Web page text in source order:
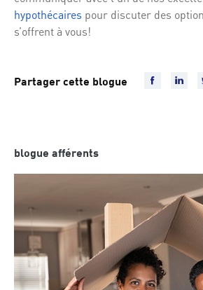
hypothécaires pour discuter des
s’offrent à vous!
Partager cette blogue
blogue afférents